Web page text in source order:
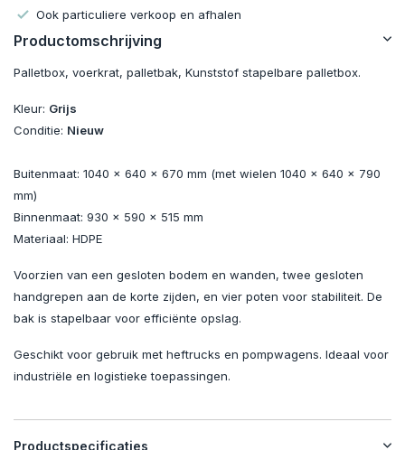
Ook particuliere verkoop en afhalen
Productomschrijving
Palletbox, voerkrat, palletbak, Kunststof stapelbare palletbox.
Kleur: Grijs
Conditie: Nieuw
Buitenmaat: 1040 x 640 x 670 mm (met wielen 1040 x 640 x 790
mm)
Binnenmaat: 930 x 590 x 515 mm
Materiaal: HDPE
Voorzien van een gesloten bodem en wanden, twee gesloten
handgrepen aan de korte zijden, en vier poten voor stabiliteit. De
bak is stapelbaar voor efficiënte opslag.
Geschikt voor gebruik met heftrucks en pompwagens. Ideaal voor
industriële en logistieke toepassingen.
Productspecificaties